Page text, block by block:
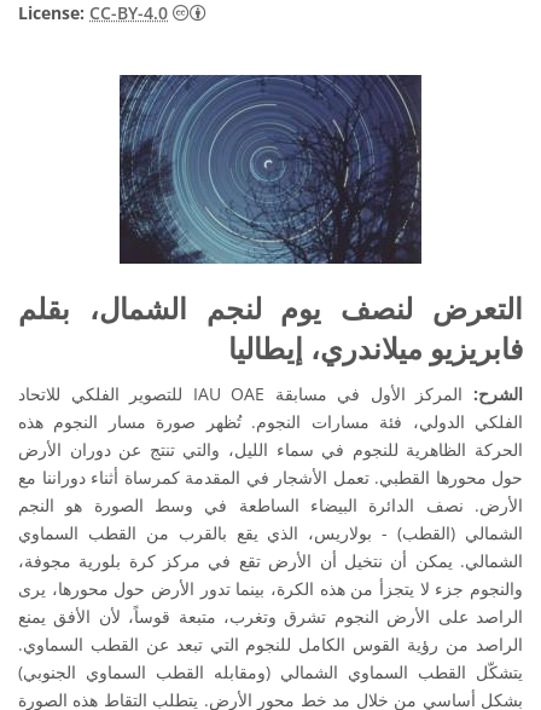
License: CC-BY-4.0
التعرض لنصف يوم لنجم الشمال، بقلم
فابريزيو ميلاندري، إيطاليا
الشرح:
المركز الأول في مسابقة IAU OAE للتصوير الفلكي للاتحاد
الفلكي الدولي، فئة مسارات النجوم. تُظهر صورة مسار النجوم هذه
الحركة الظاهرية للنجوم في سماء الليل، والتي تنتج عن دوران الأرض
حول محورها القطبي. تعمل الأشجار في المقدمة كمرساة أثناء دوراننا مع
الأرض. نصف الدائرة البيضاء الساطعة في وسط الصورة هو النجم
الشمالي (القطب) - بولاريس، الذي يقع بالقرب من القطب السماوي
الشمالي. يمكن أن نتخيل أن الأرض تقع في مركز كرة بلورية مجوفة،
والنجوم جزء لا يتجزأ من هذه الكرة، بينما تدور الأرض حول محورها، يرى
الراصد على الأرض النجوم تشرق وتغرب، متبعة قوساً، لأن الأفق يمنع
الراصد من رؤية القوس الكامل للنجوم التي تبعد عن القطب السماوي.
يتشكّل القطب السماوي الشمالي (ومقابله القطب السماوي الجنوبي)
بشكل أساسي من خلال مد خط محور الأرض. يتطلب التقاط هذه الصورة